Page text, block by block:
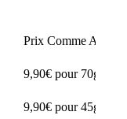
Prix Comme Avant
9,90€ pour 70g
9,90€ pour 45g